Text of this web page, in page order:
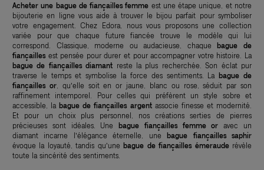
Acheter une bague de fiançailles femme est une étape unique, et notre
bijouterie en ligne vous aide à trouver le bijou parfait pour symboliser
votre engagement. Chez Edora, nous vous proposons une collection
variée pour que chaque future fiancée trouve le modèle qui lui
correspond. Classique, moderne ou audacieuse, chaquebague de
fiançaillesest pensée pour durer et pour accompagner votre histoire. La
bague de fiançailles diamant reste la plus recherchée. Son éclat pur
traverse le temps et symbolise la force des sentiments. Labague de
fiançailles or, qu’elle soit en or jaune, blanc ou rose, séduit par son
raffinement intemporel. Pour celles qui préfèrent un style sobre et
accessible, labague de fiançailles argentassocie finesse et modernité.
Et pour un choix plus personnel, nos créations serties de pierres
précieuses sont idéales. Unebague fiançailles femme or avec un
diamant incarne l’élégance éternelle, unebague fiançailles saphir
évoque la loyauté, tandis qu’unebague de fiançailles émerauderévèle
toute la sincérité des sentiments.